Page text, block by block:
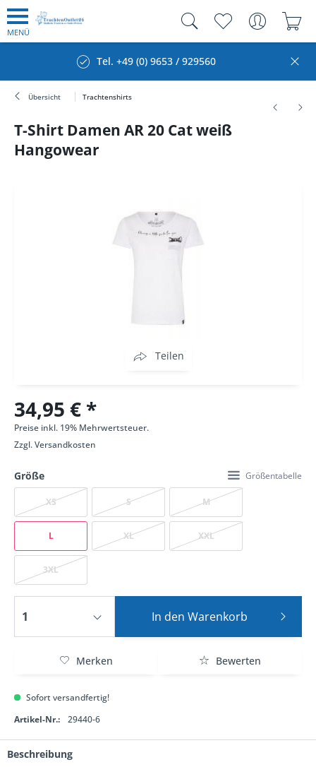
MENÜ
Tel. +49 (0) 9653 / 929560
Übersicht Trachtenshirts
T-Shirt Damen AR 20 Cat weiß
Hangowear
Teilen
34,95 € *
Preise inkl. 19% Mehrwertsteuer.
Zzgl.Versandkosten
Größe Größentabelle
XS S M
L XL XXL
3XL
In den Warenkorb
Merken Bewerten
Sofort versandfertig!
Artikel-Nr.:
29440-6
Beschreibung